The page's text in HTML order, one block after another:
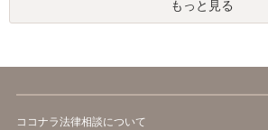
もっと見る
ココナラ法律相談について